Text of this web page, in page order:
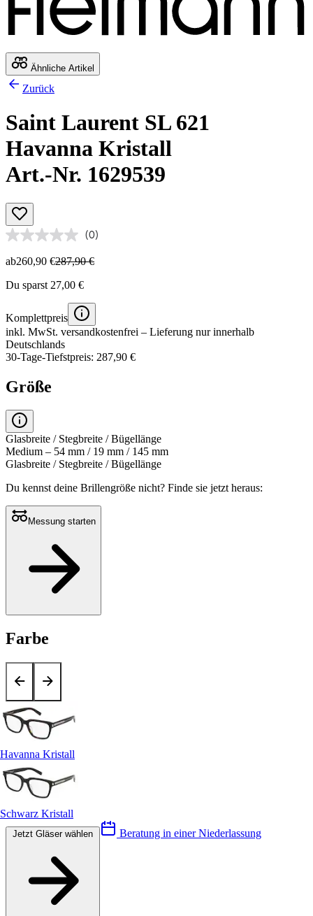
Ähnliche Artikel
Zurück
Saint Laurent SL 621
Havanna Kristall
Art.-Nr. 1629539
(0)
ab260,90 €287,90 €
Du sparst 27,00 €
Komplettpreis
inkl. MwSt. versandkostenfrei – Lieferung nur innerhalb
Deutschlands
30-Tage-Tiefstpreis: 287,90 €
Größe
Glasbreite / Stegbreite / Bügellänge
Medium – 54 mm / 19 mm / 145 mm
Glasbreite / Stegbreite / Bügellänge
Du kennst deine Brillengröße nicht? Finde sie jetzt heraus:
Messung starten
Farbe
Havanna Kristall
Schwarz Kristall
Beratung in einer Niederlassung